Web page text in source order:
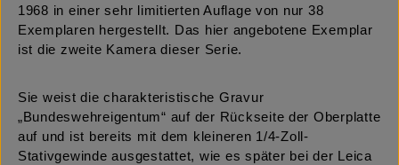
1968 in einer sehr limitierten Auflage von nur 38
Exemplaren hergestellt. Das hier angebotene Exemplar
ist die zweite Kamera dieser Serie.
Sie weist die charakteristische Gravur
„Bundeswehreigentum“ auf der Rückseite der Oberplatte
auf und ist bereits mit dem kleineren 1/4-Zoll-
Stativgewinde ausgestattet, wie es später bei der Leica